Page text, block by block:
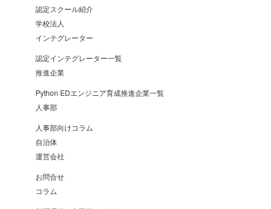
認定スクール紹介
学校法人
インテグレーター
認定インテグレーター一覧
推進企業
Python EDエンジニア育成推進企業一覧
人事部
人事部向けコラム
自治体
運営会社
お問合せ
コラム